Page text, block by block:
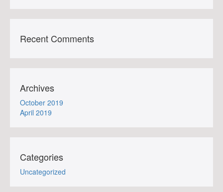
Recent Comments
Archives
October 2019
April 2019
Categories
Uncategorized